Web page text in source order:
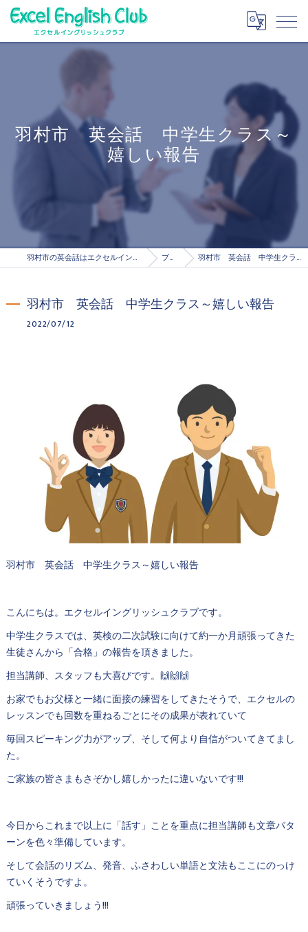
羽村市 英会話 中学生クラス～
嬉しい報告
羽村市の英会話はエクセルイングリッシュクラブ ブログ 羽村市 英会話 中学生クラス～嬉しい報告
羽村市 英会話 中学生クラス～嬉しい報告
2022/07/12
羽村市 英会話 中学生クラス～嬉しい報告
こんにちは。エクセルイングリッシュクラブです。
中学生クラスでは、英検の二次試験に向けて約一か月頑張ってきた
生徒さんから「合格」の報告を頂きました。
担当講師、スタッフも大喜びです。🙌🙌🙌
お家でもお父様と一緒に面接の練習をしてきたそうで、エクセルの
レッスンでも回数を重ねるごとにその成果が表れていて
毎回スピーキング力がアップ、そして何より自信がついてきてまし
た。
ご家族の皆さまもさぞかし嬉しかったに違いないです!!!
今日からこれまで以上に「話す」ことを重点に担当講師も文章パタ
ーンを色々準備しています。
そして会話のリズム、発音、ふさわしい単語と文法もここにのっけ
ていくそうですよ。
頑張っていきましょう!!!